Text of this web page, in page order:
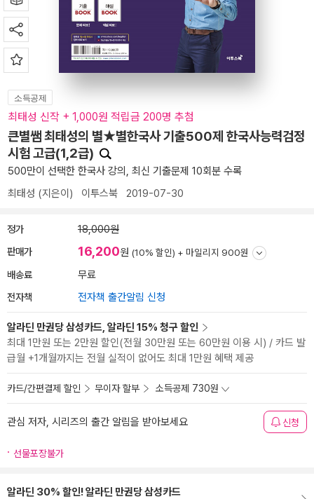
소득공제
최태성 신작 + 1,000원 적립금 200명 추첨
큰별쌤 최태성의 별★별한국사 기출500제 한국사능력검정
시험 고급(1,2급)
500만이 선택한 한국사 강의, 최신 기출문제 10회분 수록
최태성 (지은이) 이투스북 2019-07-30
정가 18,000원
판매가 16,200원 (10% 할인) + 마일리지 900원
배송료 무료
전자책 전자책 출간알림 신청
알라딘 만권당 삼성카드, 알라딘 15% 청구 할인
최대 1만원 또는 2만원 할인(전월 30만원 또는 60만원 이용 시) / 카드 발
급월 +1개월까지는 전월 실적이 없어도 최대 1만원 혜택 제공
카드/간편결제 할인 무이자 할부 소득공제 730원
관심 저자, 시리즈의 출간 알림을 받아보세요 신청
선물포장불가
알라딘 30% 할인! 알라딘 만권당 삼성카드